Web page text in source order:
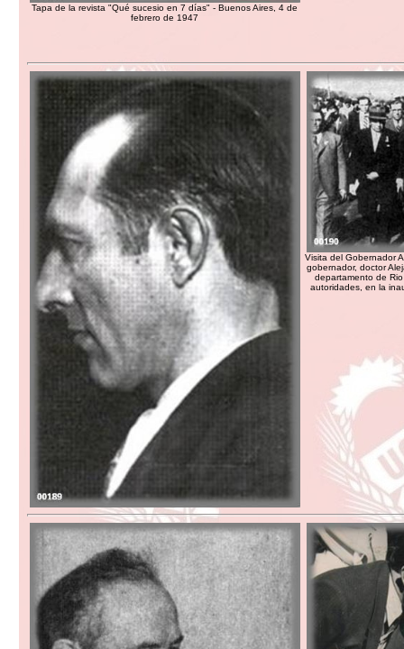
Tapa de la revista "Qué sucesio en 7 días" - Buenos Aires, 4 de
febrero de 1947
Visita del Gobernador
gobernador, doctor
departamento de
autoridades, en la